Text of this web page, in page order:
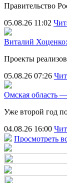
Правительство
05.08.26 11:02
Виталий
Проекты
05.08.26 07:26
Омская область
Уже второй год
04.08.26 16:00
Просмотреть